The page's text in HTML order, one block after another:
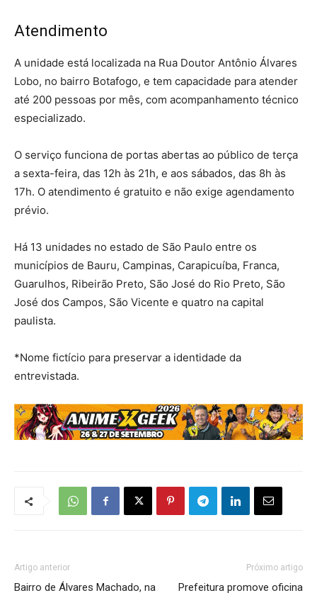
Atendimento
A unidade está localizada na Rua Doutor Antônio Álvares
Lobo, no bairro Botafogo, e tem capacidade para atender
até 200 pessoas por mês, com acompanhamento técnico
especializado.
O serviço funciona de portas abertas ao público de terça
a sexta-feira, das 12h às 21h, e aos sábados, das 8h às
17h. O atendimento é gratuito e não exige agendamento
prévio.
Há 13 unidades no estado de São Paulo entre os
municípios de Bauru, Campinas, Carapicuíba, Franca,
Guarulhos, Ribeirão Preto, São José do Rio Preto, São
José dos Campos, São Vicente e quatro na capital
paulista.
*Nome fictício para preservar a identidade da
entrevistada.
Artigo anterior
Bairro de Álvares Machado, na
Próximo artigo
Prefeitura promove oficina